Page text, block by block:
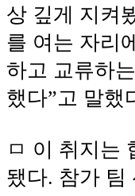
상 깊게 지켜
를 여는 자리
하고 교류하
했다”고 말했
ㅁ 이 취지는
됐다. 참가 팀